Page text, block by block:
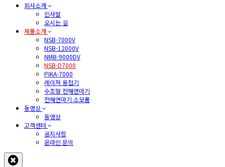
회사소개
인사말
오시는 길
제품소개
NSB-7000V
NSB-12000V
NMB-9000DV
NSB-D7000
PIKA-7000
레이져 용접기
수조형 전해연마기
전해연마기 소모품
동영상
동영상
고객센터
공지사항
온라인 문의